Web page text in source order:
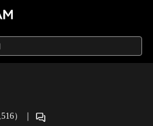
） ｜